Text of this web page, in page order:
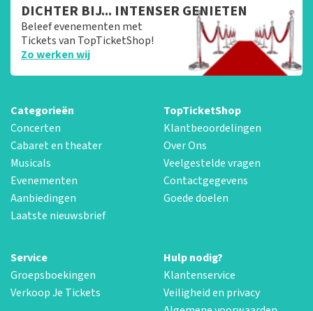
DICHTER BIJ... INTENSER GENIETEN
Beleef evenementen met
Tickets van TopTicketShop!
Zo werken wij
Categorieën
Concerten
Cabaret en theater
Musicals
Evenementen
Aanbiedingen
Laatste nieuwsbrief
TopTicketShop
Klantbeoordelingen
Over Ons
Veelgestelde vragen
Contactgegevens
Goede doelen
Service
Groepsboekingen
Verkoop Je Tickets
Hulp nodig?
Klantenservice
Veiligheid en privacy